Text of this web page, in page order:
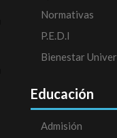
Normativas
P.E.D.I
Bienestar
Educación
Admisión